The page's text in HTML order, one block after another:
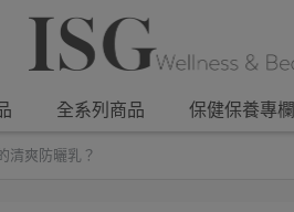
全系列商品 保健保養專欄
清爽防曬乳？